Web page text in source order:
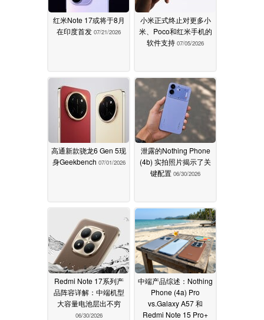
红米Note 17或将于8月
在印度首发 07/21/2026
小米正式终止对更多小
米、Poco和红米手机的
软件支持 07/05/2026
高通新款骁龙6 Gen 5现
身Geekbench 07/01/2026
泄露的Nothing Phone
(4b) 实拍照片揭示了关
键配置 06/30/2026
Redmi Note 17系列产
品阵容详解：中端机型
大容量电池层出不穷
06/30/2026
中端产品综述：Nothing
Phone (4a) Pro
vs.Galaxy A57 和
Redmi Note 15 Pro+